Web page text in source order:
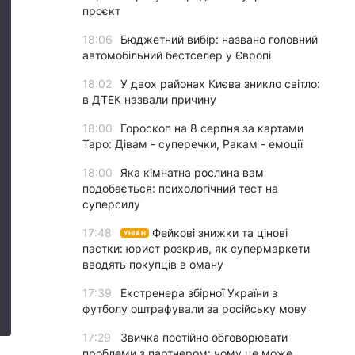
проєкт
18:06
Бюджетний вибір: названо головний
автомобільний бестселер у Європі
18:02
У двох районах Києва зникло світло:
в ДТЕК назвали причину
18:00
Гороскоп на 8 серпня за картами
Таро: Дівам - суперечки, Ракам - емоції
18:00
Яка кімнатна рослина вам
подобається: психологічний тест на
суперсилу
17:48 УНІАН
Фейкові знижки та цінові
пастки: юрист розкрив, як супермаркети
вводять покупців в оману
17:39
Екстренера збірної України з
футболу оштрафували за російську мову
17:29
Звичка постійно обговорювати